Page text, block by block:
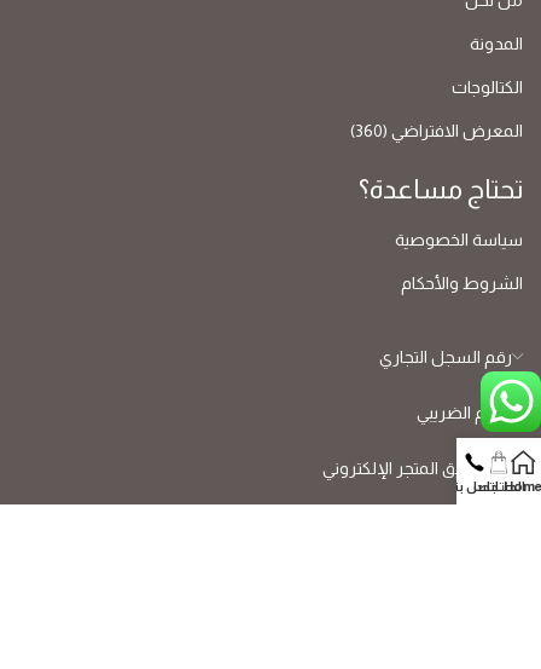
المدونة
الكتالوجات
المعرض الافتراضي (360)
تحتاج مساعدة؟
سياسة الخصوصية
الشروط والأحكام
رقم السجل التجاري
الرقم الضريبي
رقم توثيق المتجر الإلكتروني
Homeالمنتجات
اتصل بنا